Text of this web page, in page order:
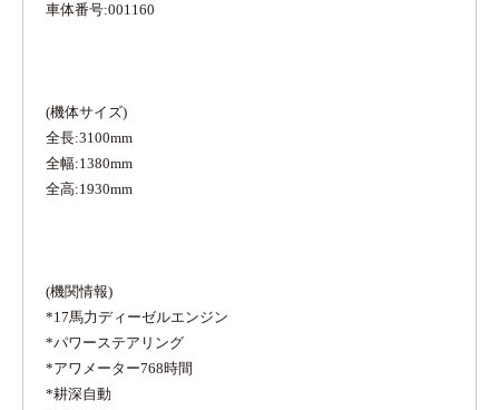
車体番号:001160
(機体サイズ)
全長:3100mm
全幅:1380mm
全高:1930mm
(機関情報)
*17馬力ディーゼルエンジン
*パワーステアリング
*アワメーター768時間
*耕深自動